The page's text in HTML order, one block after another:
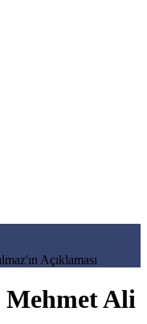
Açıklaması
Mehmet Ali